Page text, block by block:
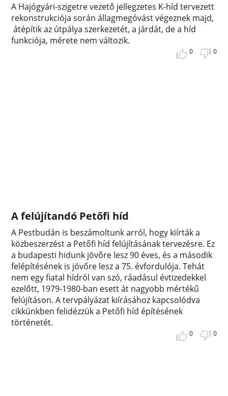
A Hajógyári-szigetre vezető jellegzetes K-híd tervezett
rekonstrukciója során állagmegóvást végeznek majd,
átépítik az útpálya szerkezetét, a járdát, de a híd
funkciója, mérete nem változik.
0 0
A felújítandó Petőfi híd
A Pestbudán is beszámoltunk arról, hogy kiírták a
közbeszerzést a Petőfi híd felújításának tervezésre. Ez
a budapesti hidunk jövőre lesz 90 éves, és a második
felépítésének is jövőre lesz a 75. évfordulója. Tehát
nem egy fiatal hídról van szó, ráadásul évtizedekkel
ezelőtt, 1979-1980-ban esett át nagyobb mértékű
felújításon. A tervpályázat kiírásához kapcsolódva
cikkünkben felidézzük a Petőfi híd építésének
történetét.
0 0